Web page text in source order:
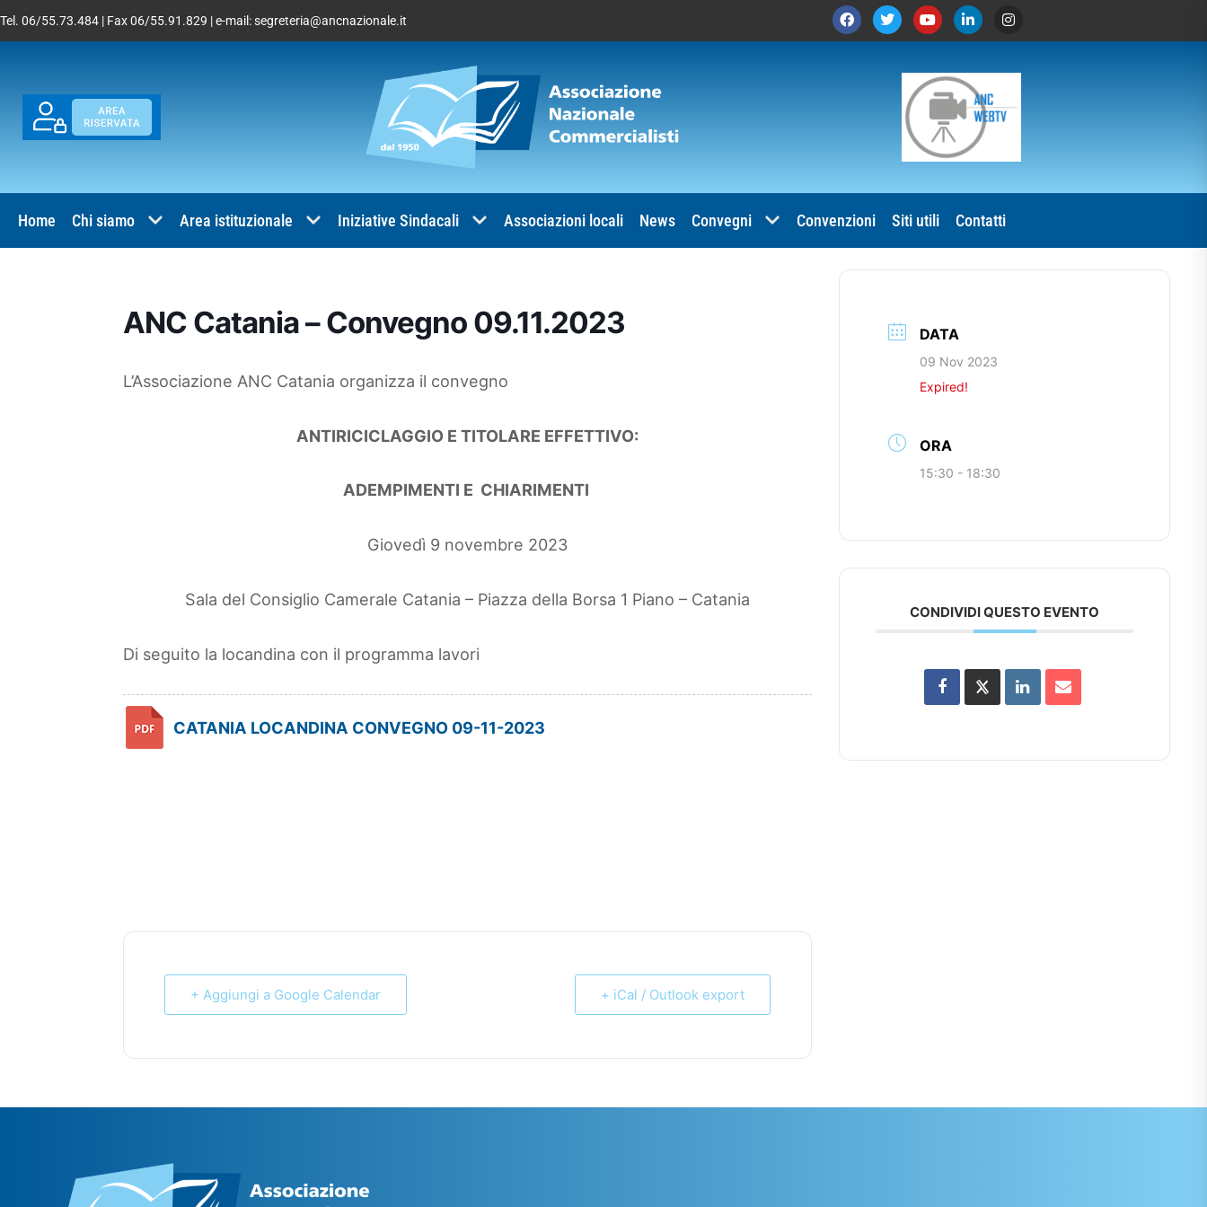
Tel. 06/55.73.484 | Fax 06/55.91.829 | e-mail:segreteria@ancnazionale.it
Home Chi siamo Area istituzionale Iniziative Sindacali Associazioni locali News Convegni Convenzioni Siti utili Contatti
ANC Catania – Convegno 09.11.2023
L’Associazione ANC Catania organizza il convegno
ANTIRICICLAGGIO E TITOLARE EFFETTIVO:
ADEMPIMENTI E CHIARIMENTI
Giovedì 9 novembre 2023
Sala del Consiglio Camerale Catania – Piazza della Borsa 1 Piano – Catania
Di seguito la locandina con il programma lavori
CATANIA LOCANDINA CONVEGNO 09-11-2023
+ Aggiungi a Google Calendar + iCal / Outlook export
DATA
09 Nov 2023
Expired!
ORA
15:30 - 18:30
CONDIVIDI QUESTO EVENTO